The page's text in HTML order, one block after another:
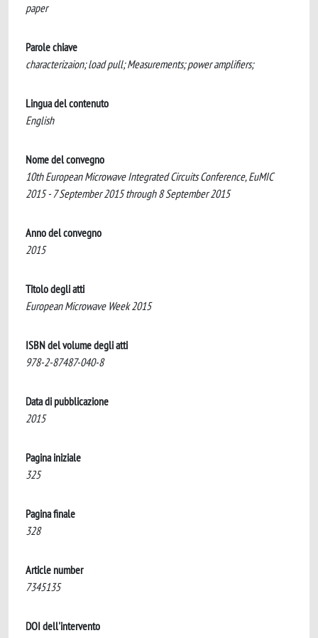
paper
Parole chiave
characterizaion; load pull; Measurements; power amplifiers;
Lingua del contenuto
English
Nome del convegno
10th European Microwave Integrated Circuits Conference, EuMIC
2015 - 7 September 2015 through 8 September 2015
Anno del convegno
2015
Titolo degli atti
European Microwave Week 2015
ISBN del volume degli atti
978-2-87487-040-8
Data di pubblicazione
2015
Pagina iniziale
325
Pagina finale
328
Article number
7345135
DOI dell'intervento